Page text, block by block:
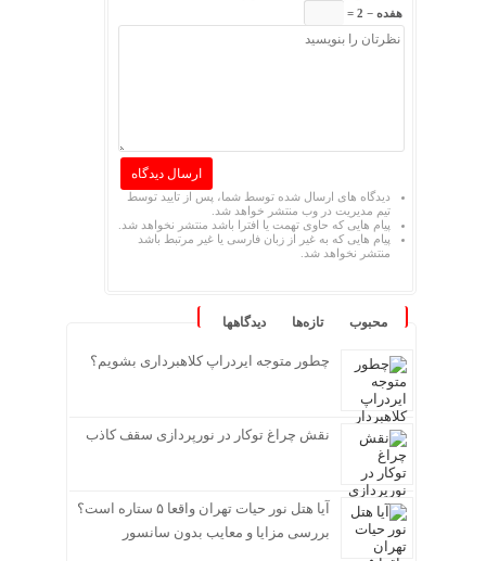
هفده − 2 =
دیدگاه های ارسال شده توسط شما، پس از تایید توسط
تیم مدیریت در وب منتشر خواهد شد.
پیام هایی که حاوی تهمت یا افترا باشد منتشر نخواهد شد.
پیام هایی که به غیر از زبان فارسی یا غیر مرتبط باشد
منتشر نخواهد شد.
محبوب تازه‌ها دیدگاهها
چطور متوجه ایردراپ کلاهبرداری بشویم؟
نقش چراغ توکار در نورپردازی سقف کاذب
آیا هتل نور حیات تهران واقعا ۵ ستاره است؟
بررسی مزایا و معایب بدون سانسور